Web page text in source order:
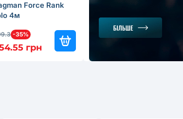
Flagman Magnum Mod
Bolo 4м
Force Rank
4м
-35%
грн